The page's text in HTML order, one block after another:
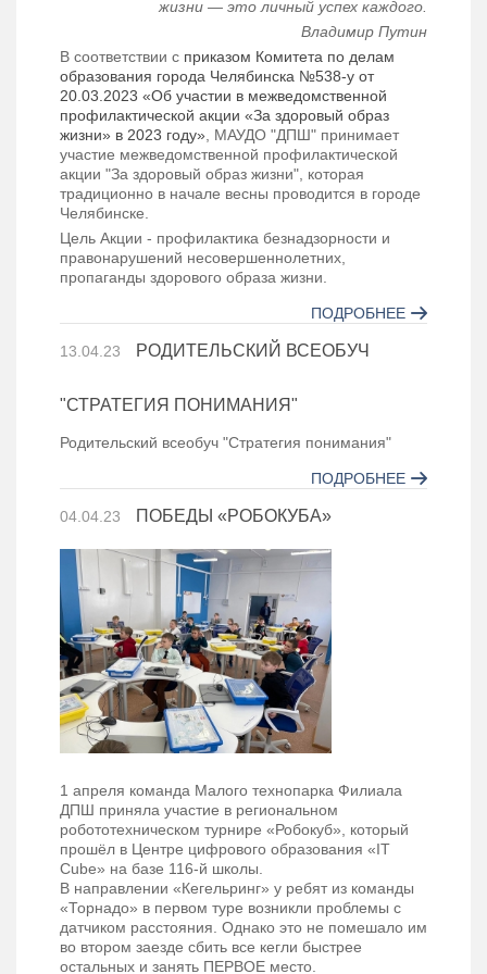
жизни — это личный успех каждого.
Владимир Путин
В соответствии с приказом Комитета по делам
образования города Челябинска №538-у от
20.03.2023 «Об участии в межведомственной
профилактической акции «За здоровый образ
жизни» в 2023 году», МАУДО "ДПШ" принимает
участие межведомственной профилактической
акции "За здоровый образ жизни", которая
традиционно в начале весны проводится в городе
Челябинске.
Цель Акции - профилактика безнадзорности и
правонарушений несовершеннолетних,
пропаганды здорового образа жизни.
ПОДРОБНЕЕ
13.04.23 РОДИТЕЛЬСКИЙ ВСЕОБУЧ
"СТРАТЕГИЯ ПОНИМАНИЯ"
Родительский всеобуч "Стратегия понимания"
ПОДРОБНЕЕ
04.04.23 ПОБЕДЫ «РОБОКУБА»
1 апреля команда Малого технопарка Филиала
ДПШ приняла участие в региональном
робототехническом турнире «Робокуб», который
прошёл в Центре цифрового образования «IT
Cube» на базе 116-й школы.
В направлении «Кегельринг» у ребят из команды
«Торнадо» в первом туре возникли проблемы с
датчиком расстояния. Однако это не помешало им
во втором заезде сбить все кегли быстрее
остальных и занять ПЕРВОЕ место.